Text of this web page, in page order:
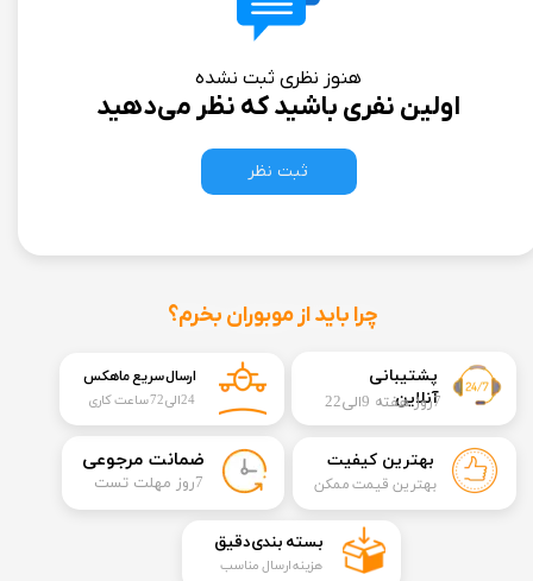
هنوز نظری ثبت نشده
اولین نفری باشید که نظر می‌دهید
ثبت نظر
​​پشتیبانی
آنلاین7روز هفته 9الی22
چرا باید از موبوران بخرم؟
​ضمانت مرجوعی
​7روز مهلت تست
بهترین کیفیت
بهترین قیمت ممکن
ارسال سریع ماهکس
24الی72 ساعت کاری
​بسته بندی دقیق​​​​​​​
هزینه ارسال مناسب